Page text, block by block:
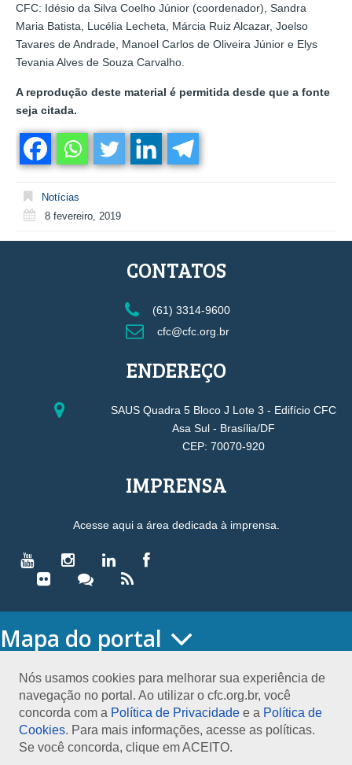
CFC: Idésio da Silva Coelho Júnior (coordenador), Sandra
Maria Batista, Lucélia Lecheta, Márcia Ruiz Alcazar, Joelso
Tavares de Andrade, Manoel Carlos de Oliveira Júnior e Elys
Tevania Alves de Souza Carvalho.
A reprodução deste material é permitida desde que a fonte
seja citada.
Notícias
8 fevereiro, 2019
Nós usamos cookies para melhorar sua experiência de
navegação no portal. Ao utilizar o cfc.org.br, você
concorda com a Política de Privacidade e a Política de
Cookies. Para mais informações, acesse as políticas.
Se você concorda, clique em ACEITO.
CONTATOS
(61) 3314-9600
cfc@cfc.org.br
ENDEREÇO
SAUS Quadra 5 Bloco J Lote 3 - Edifício CFC
Asa Sul - Brasília/DF
CEP: 70070-920
IMPRENSA
Acesse aqui a área dedicada à imprensa.
Mapa do portal
O CONSELHO
Conselho Diretor
Nossa Sede
Planejamento
Organograma